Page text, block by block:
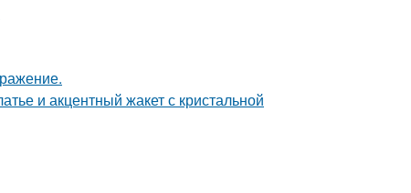
и акцентный жакет с кристальной